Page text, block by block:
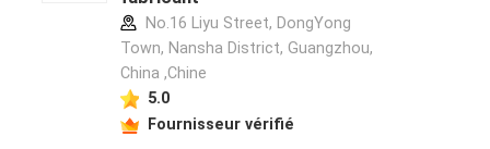
No.16 Liyu Street, DongYong
Town, Nansha District, Guangzhou,
China ,Chine
5.0
Fournisseur vérifié